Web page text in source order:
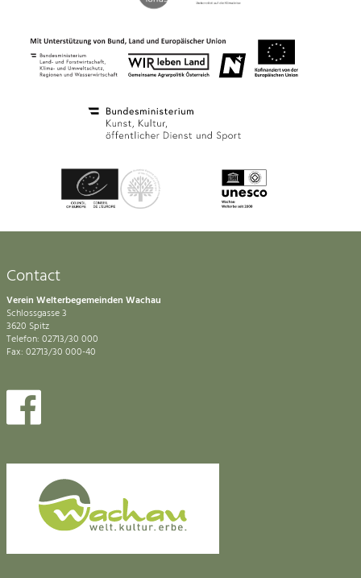
Contact
Verein Welterbegemeinden Wachau
Schlossgasse 3
3620 Spitz
Telefon: 02713/30 000
Fax: 02713/30 000-40